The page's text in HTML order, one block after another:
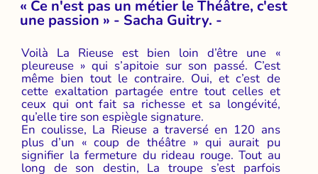
« Ce n'est pas un métier le Théâtre, c'est
une passion » - Sacha Guitry. -
Voilà La Rieuse est bien loin d’être une «
pleureuse » qui s’apitoie sur son passé. C’est
même bien tout le contraire. Oui, et c’est de
cette exaltation partagée entre tout celles et
ceux qui ont fait sa richesse et sa longévité,
qu’elle tire son espiègle signature.
En coulisse, La Rieuse a traversé en 120 ans
plus d’un « coup de théâtre » qui aurait pu
signifier la fermeture du rideau rouge. Tout au
long de son destin, La troupe s’est parfois